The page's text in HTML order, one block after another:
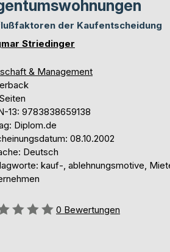
der Kaufentscheidung
Striedinger
& Management
13: 9783838659138
Diplom.de
08.10.2002
Deutsch
kauf-, ablehnungsmotive,
0 Bewertungen